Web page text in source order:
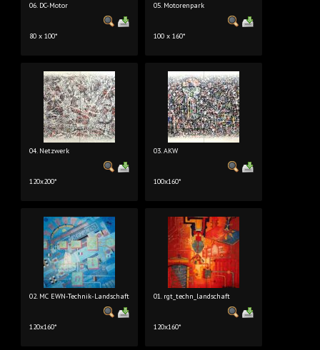
06. DC-Motor
80 x 100*
05. Motorenpark
100 x 160*
04. Netzwerk
120x200*
03. AKW
100x160*
02. MC EWN-Technik-Landschaft
120x160*
01. rgt_techn_landschaft
120x160*